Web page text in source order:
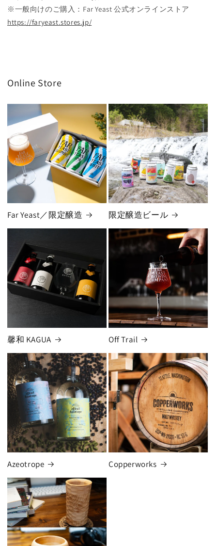
※一般向けのご購入：Far Yeast 公式オンラインストア
https://faryeast.stores.jp/
Online Store
Far Yeast／限定醸造 限定醸造ビール
馨和 KAGUA Off Trail
Azeotrope Copperworks